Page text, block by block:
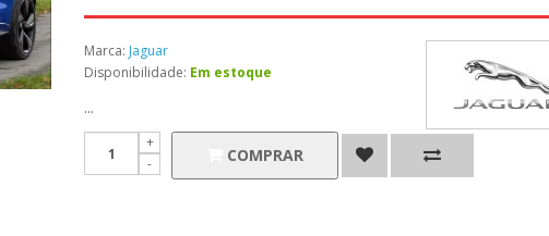
Marca: Jaguar
Disponibilidade: Em estoque
...
COMPRAR